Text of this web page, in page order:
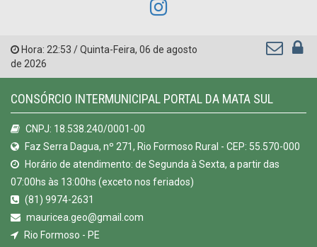
Hora: 22:53 /Quinta-Feira, 06 de agosto
de 2026
CONSÓRCIO INTERMUNICIPAL PORTAL DA MATA SUL
CNPJ: 18.538.240/0001-00
Faz Serra Dagua, nº 271, Rio Formoso Rural - CEP: 55.570-000
Horário de atendimento: de Segunda à Sexta, a partir das
07:00hs às 13:00hs (exceto nos feriados)
(81) 9974-2631
mauricea.geo@gmail.com
Rio Formoso - PE